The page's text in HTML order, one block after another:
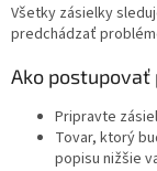
Všetky zásielky
predchádzať
Ako
Pripravte
Tovar, ktorý
popisu nižšie